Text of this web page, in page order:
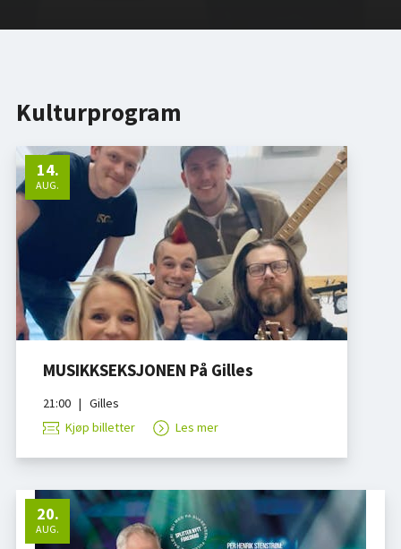
Kulturprogram
14.
AUG.
MUSIKKSEKSJONEN På Gilles
21:00 | Gilles
Kjøp billetter
Les mer
20.
AUG.